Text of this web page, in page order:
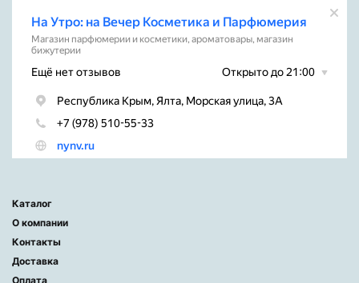
Каталог
О компании
Контакты
Доставка
Оплата